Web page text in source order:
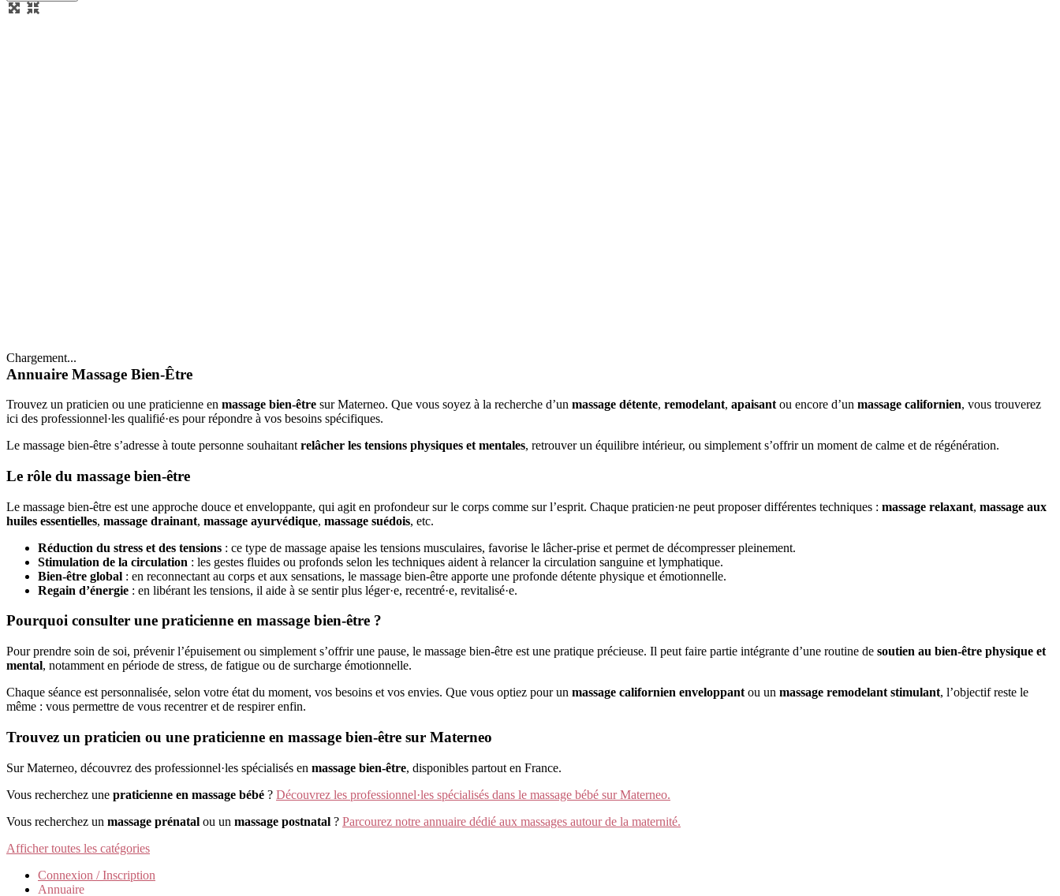
Chargement...
Annuaire Massage Bien-Être
Trouvez un praticien ou une praticienne en massage bien-être sur Materneo. Que vous soyez à la recherche d’un massage détente, remodelant, apaisant ou encore d’un massage californien, vous trouverez
ici des professionnel·les qualifié·es pour répondre à vos besoins spécifiques.
Le massage bien-être s’adresse à toute personne souhaitant relâcher les tensions physiques et mentales, retrouver un équilibre intérieur, ou simplement s’offrir un moment de calme et de régénération.
Le rôle du massage bien-être
Le massage bien-être est une approche douce et enveloppante, qui agit en profondeur sur le corps comme sur l’esprit. Chaque praticien·ne peut proposer différentes techniques : massage relaxant, massage aux
huiles essentielles, massage drainant, massage ayurvédique, massage suédois, etc.
Réduction du stress et des tensions : ce type de massage apaise les tensions musculaires, favorise le lâcher-prise et permet de décompresser pleinement.
Stimulation de la circulation : les gestes fluides ou profonds selon les techniques aident à relancer la circulation sanguine et lymphatique.
Bien-être global : en reconnectant au corps et aux sensations, le massage bien-être apporte une profonde détente physique et émotionnelle.
Regain d’énergie : en libérant les tensions, il aide à se sentir plus léger·e, recentré·e, revitalisé·e.
Pourquoi consulter une praticienne en massage bien-être ?
Pour prendre soin de soi, prévenir l’épuisement ou simplement s’offrir une pause, le massage bien-être est une pratique précieuse. Il peut faire partie intégrante d’une routine de soutien au bien-être physique et
mental, notamment en période de stress, de fatigue ou de surcharge émotionnelle.
Chaque séance est personnalisée, selon votre état du moment, vos besoins et vos envies. Que vous optiez pour un massage californien enveloppant ou un massage remodelant stimulant, l’objectif reste le
même : vous permettre de vous recentrer et de respirer enfin.
Trouvez un praticien ou une praticienne en massage bien-être sur Materneo
Sur Materneo, découvrez des professionnel·les spécialisés en massage bien-être, disponibles partout en France.
Vous recherchez une praticienne en massage bébé ? Découvrez les professionnel·les spécialisés dans le massage bébé sur Materneo.
Vous recherchez un massage prénatal ou un massage postnatal ? Parcourez notre annuaire dédié aux massages autour de la maternité.
Afficher toutes les catégories
Connexion / Inscription
Annuaire